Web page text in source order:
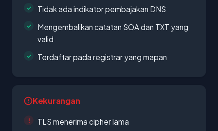
Tidak ada indikator pembajakan DNS
Mengembalikan catatan SOA dan TXT yang
valid
Terdaftar pada registrar yang mapan
Kekurangan
TLS menerima cipher lama